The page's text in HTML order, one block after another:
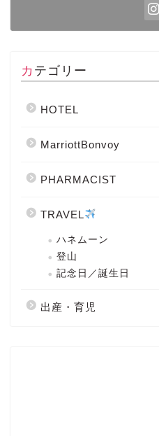
カテゴリー
HOTEL
MarriottBonvoy
PHARMACIST
TRAVEL
ハネムーン
登山
記念日／誕生日
出産・育児